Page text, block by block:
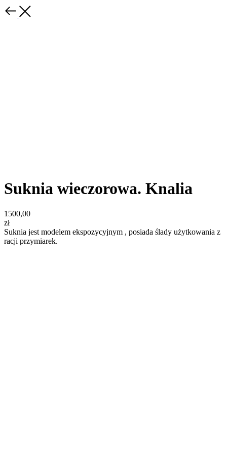
Suknia wieczorowa. Knalia
1500,00
zł
Suknia jest modelem ekspozycyjnym , posiada ślady użytkowania z
racji przymiarek.